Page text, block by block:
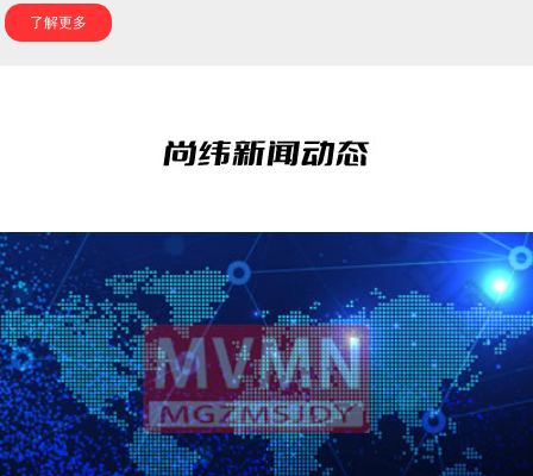
了解更多